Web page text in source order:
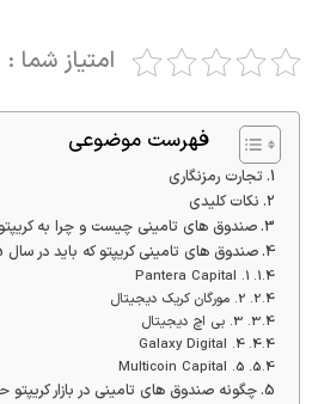
امتیاز شما : post
فهرست موضوعی
تجارت رمزنگاری
نکات کلیدی
صندوق های تامینی چیست و چرا به
صندوق های تامینی کریپتو که باید در سال 2025 مراقب آنها بود
1. Pantera Capital
2. مورگان کریک دیجیتال
3. بی اچ دیجیتال
4. Galaxy Digital
5. Multicoin Capital
چگونه صندوق های تامینی در بازار